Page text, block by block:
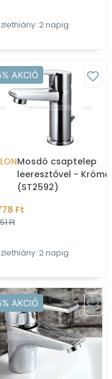
2 napig
-
mm-es
AKCIÓ
Mosdó csaptelep
leeresztővel -
(ST2592)
Ft
Ft
2 napig
AKCIÓ